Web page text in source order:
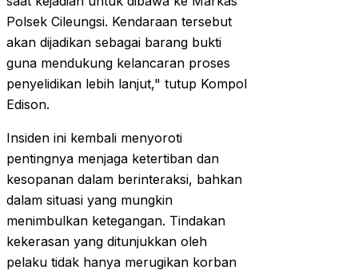
Polsek Cileungsi. Kendaraan tersebut
akan dijadikan sebagai barang bukti
guna mendukung kelancaran proses
penyelidikan lebih lanjut," tutup Kompol
Edison.
Insiden ini kembali menyoroti
pentingnya menjaga ketertiban dan
kesopanan dalam berinteraksi, bahkan
dalam situasi yang mungkin
menimbulkan ketegangan. Tindakan
kekerasan yang ditunjukkan oleh
pelaku tidak hanya merugikan korban